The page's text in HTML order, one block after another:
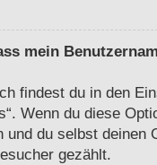
mein
findest du in den
Wenn du diese
und du selbst deinen
gezählt.